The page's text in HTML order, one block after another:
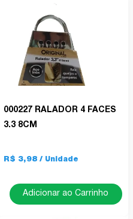
000227 RALADOR 4 FACES
3.3 8CM
R$ 3,98
Adicionar ao Carrinho